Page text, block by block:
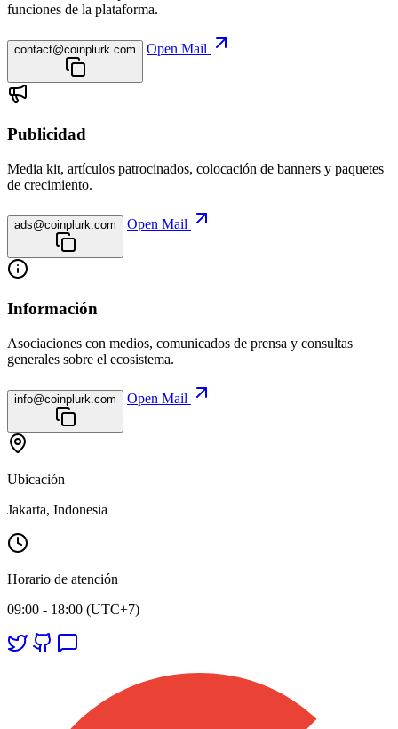
funciones de la plataforma.
contact@coinplurk.com Open Mail
Publicidad
Media kit, artículos patrocinados, colocación de banners y paquetes
de crecimiento.
ads@coinplurk.com Open Mail
Información
Asociaciones con medios, comunicados de prensa y consultas
generales sobre el ecosistema.
info@coinplurk.com Open Mail
Ubicación
Jakarta, Indonesia
Horario de atención
09:00 - 18:00 (UTC+7)